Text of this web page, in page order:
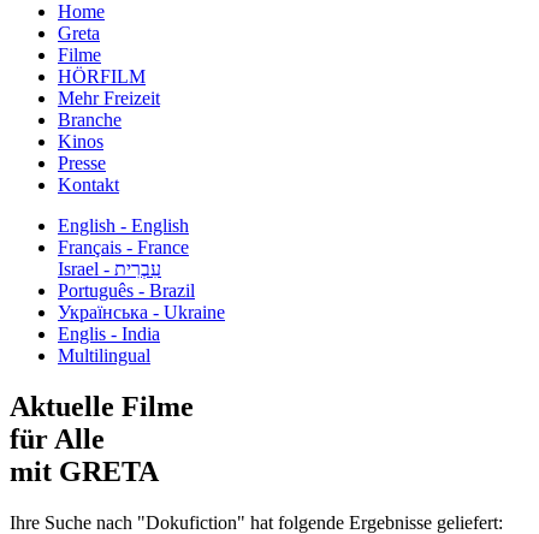
Home
Greta
Filme
HÖRFILM
Mehr Freizeit
Branche
Kinos
Presse
Kontakt
English - English
Français - France
עִבְרִית - Israel
Português - Brazil
Українська - Ukraine
Englis - India
Multilingual
Aktuelle Filme
für Alle
mit GRETA
Ihre Suche nach "Dokufiction" hat folgende Ergebnisse geliefert: